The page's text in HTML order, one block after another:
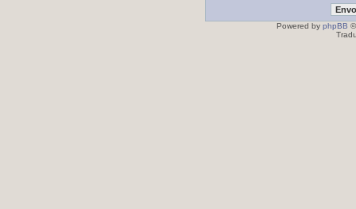
Powered by phpBB